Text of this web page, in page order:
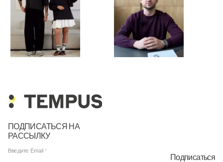
ПОДПИСАТЬСЯ НА
РАССЫЛКУ
Введите Email
Подписаться